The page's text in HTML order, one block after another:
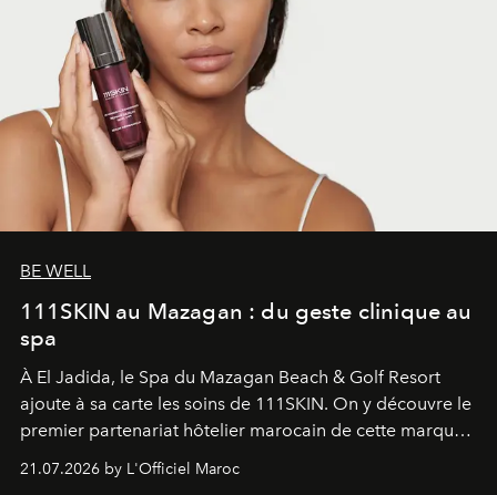
BE WELL
111SKIN au Mazagan : du geste clinique au
spa
À El Jadida, le Spa du Mazagan Beach & Golf Resort
ajoute à sa carte les soins de 111SKIN. On y découvre le
premier partenariat hôtelier marocain de cette marque
britannique, née dans un cabinet de chirurgie plastique
londonien et construite depuis autour d'un actif breveté,
21.07.2026 by L'Officiel Maroc